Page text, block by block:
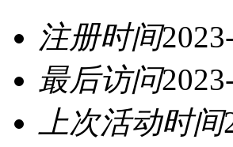
注册时间
最后访问
上次活动时间